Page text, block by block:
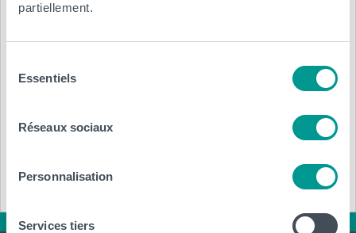
partiellement.
Essentiels
Réseaux sociaux
Personnalisation
Services tiers
Réf.: 2024-112181
Annexe :